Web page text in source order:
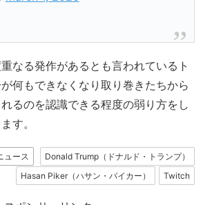
なる発作があるとも言われているト
何もできなくなり取り巻きたちから
るのを認識できる程度の弱り方をし
す。
ュース
Donald Trump（ドナルド・トランプ）
Hasan Piker（ハサン・パイカー）
Twitch